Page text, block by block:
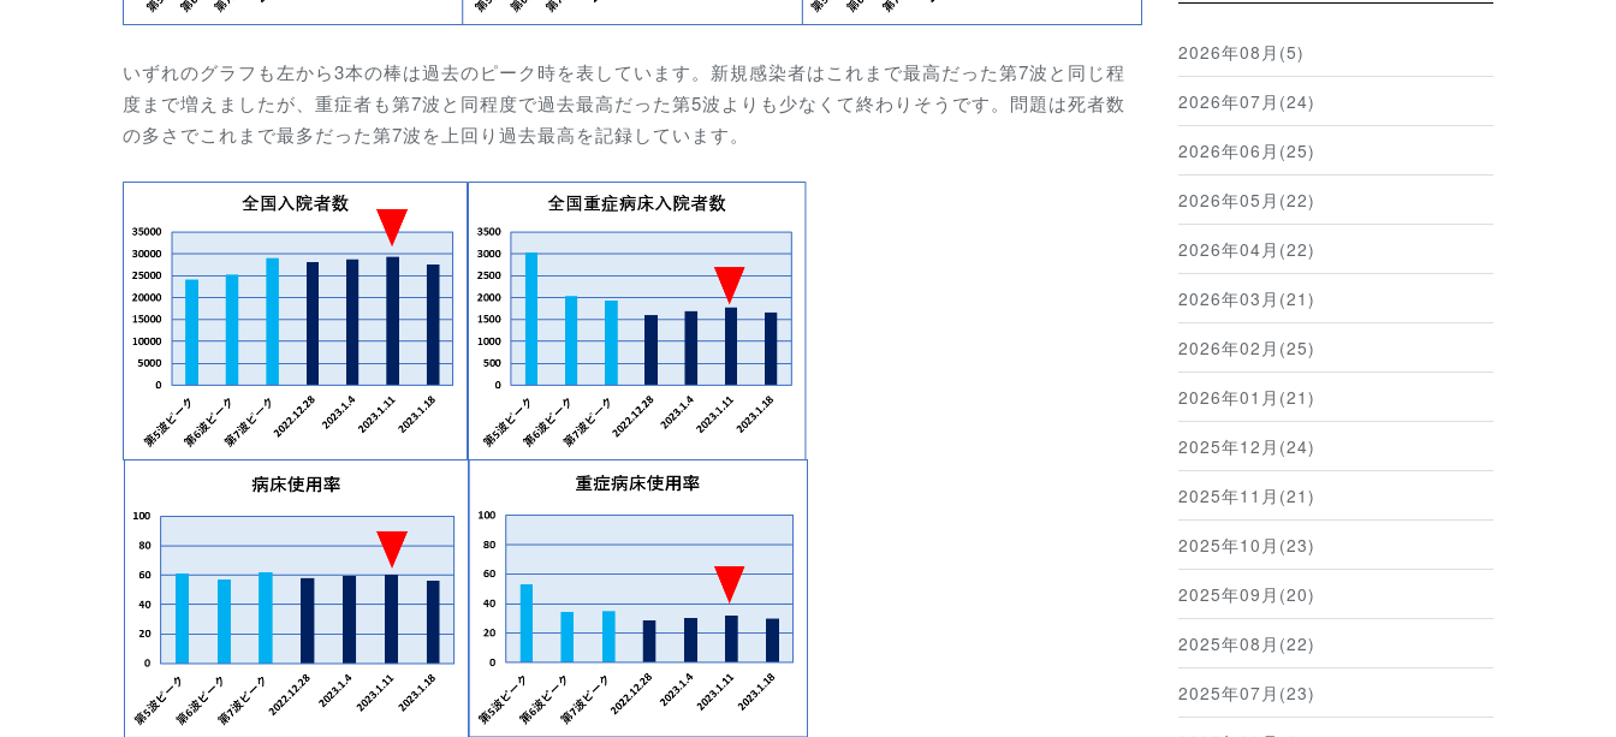
いずれのグラフも左から3本の棒は過去のピーク時を表しています。新規感染者はこれまで最高だった第7波と同じ程
度まで増えましたが、重症者も第7波と同程度で過去最高だった第5波よりも少なくて終わりそうです。問題は死者数
の多さでこれまで最多だった第7波を上回り過去最高を記録しています。
2026年08月(5)
2026年07月(24)
2026年06月(25)
2026年05月(22)
2026年04月(22)
2026年03月(21)
2026年02月(25)
2026年01月(21)
2025年12月(24)
2025年11月(21)
2025年10月(23)
2025年09月(20)
2025年08月(22)
2025年07月(23)